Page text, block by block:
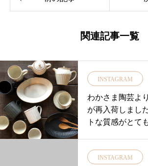
関連記事一覧
INSTAGRAM
わかさま陶芸よ
が再入荷しまし
トな質感がとて
素朴でホッとす
INSTAGRAM